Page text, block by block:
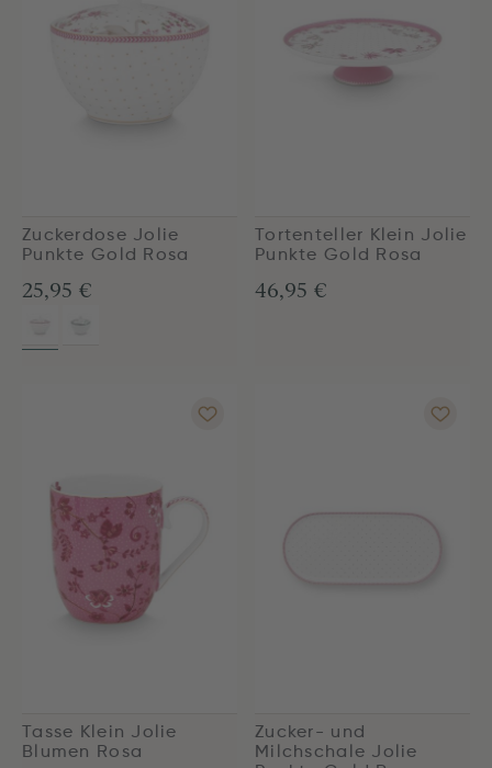
Zuckerdose Jolie
Punkte Gold Rosa
25,95 €
Tortenteller Klein Jolie
Punkte Gold Rosa
46,95 €
Tasse Klein Jolie
Blumen Rosa
Zucker- und
Milchschale Jolie